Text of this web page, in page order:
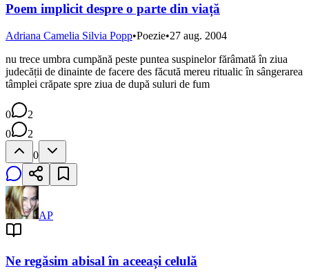
Poem implicit despre o parte din viață
Adriana Camelia Silvia Popp•Poezie•27 aug. 2004
nu trece umbra cumpănă peste puntea suspinelor fărâmată în ziua
judecății de dinainte de facere des făcută mereu ritualic în sângerarea
tâmplei crăpate spre ziua de după suluri de fum
0
2
0
2
0
AP
Ne regăsim abisal în aceeași celulă